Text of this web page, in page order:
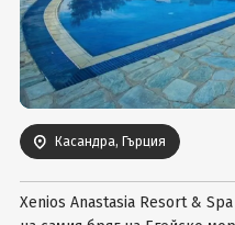
Услуги
Вход
Касандра, Гърция
Xenios Anastasia Resort &